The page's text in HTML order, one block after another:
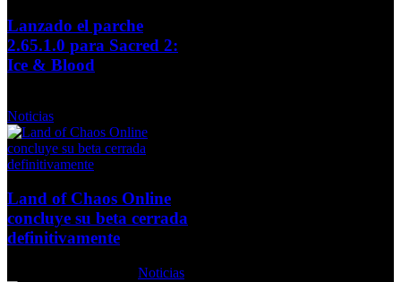
Lanzado el parche
2.65.1.0 para Sacred 2:
Ice & Blood
Noticias
Land of Chaos Online
concluye su beta cerrada
definitivamente
Noticias